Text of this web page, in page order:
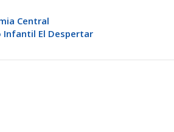
Central
Infantil El Despertar